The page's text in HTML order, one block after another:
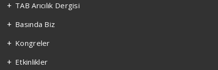
TAB Arıcılık Dergisi
Basında Biz
Kongreler
Etkinlikler